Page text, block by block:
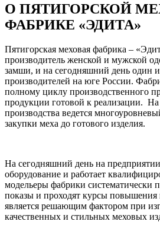
О ПЯТИГОРСКОЙ
ФАБРИКЕ «ЭДИТА»
Пятигорская меховая фабрика –
производитель женской и мужской
замши, и на сегодняшний день один
производителей на юге России.
полному циклу производственного
продукции готовой к реализации. На
производства ведется
закупки меха до готового изделия.
На сегодняшний день на
оборудование и работает
модельеры фабрики систематически
показы и проходят курсы повышения
является решающим фактором при
качественных и стильных меховых